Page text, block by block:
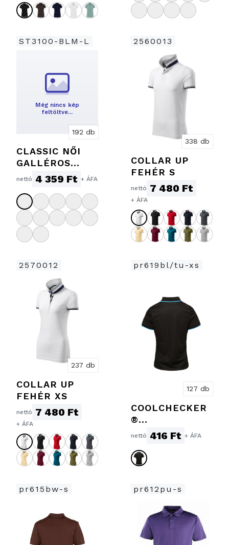
ST3100-BLM-L
Még nincs kép
feltöltve…
192 db
CLASSIC NŐI
GALLÉROS
PÓLÓ
nettó 4 359 Ft + ÁFA
2560013
338 db
COLLAR UP
FEHÉR S
nettó 7 480 Ft
+ ÁFA
2570012
237 db
COLLAR UP
FEHÉR XS
nettó 7 480 Ft
+ ÁFA
pr619bl/tu-xs
127 db
COOLCHECKER
®
KONTRASZTOS
NŐI PÓLÓ
nettó 416 Ft + ÁFA
pr615bw-s pr612pu-s